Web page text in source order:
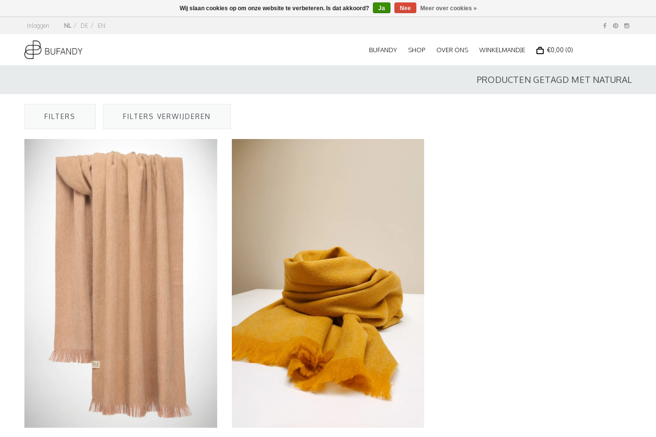
Inloggen NL / DE / EN
BUFANDY SHOP OVER ONS WINKELMANDJE €0,00 (0)
PRODUCTEN GETAGD MET NATURAL
FILTERS FILTERS VERWIJDEREN
Wij slaan cookies op om onze website te verbeteren. Is dat akkoord? Ja Nee Meer over cookies »